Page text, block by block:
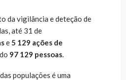
da vigilância e deteção de
até 31 de
e5 129 ações de
97 129 pessoas.
populações é uma